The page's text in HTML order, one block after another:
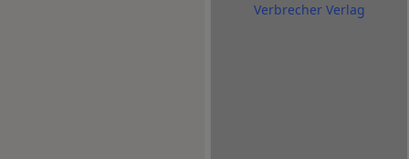
Verbrecher Verlag